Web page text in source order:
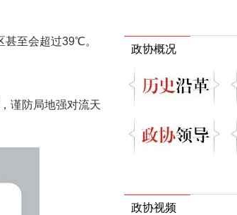
甚至会超过39℃。
谨防局地强对流天
政协概况
政协视频